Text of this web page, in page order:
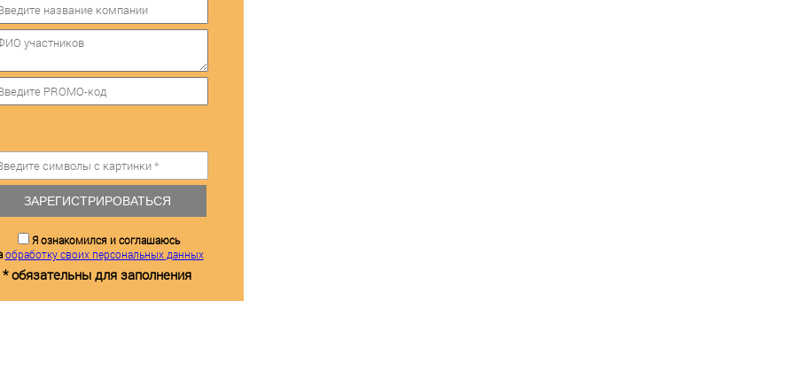
ЗАРЕГИСТРИРОВАТЬСЯ
Я ознакомился и соглашаюсь
обработку своих персональных данных
* обязательны для заполнения